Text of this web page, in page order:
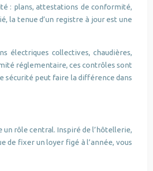
: plans, attestations de conformité,
la tenue d’un registre à jour est une
électriques collectives, chaudières,
réglementaire, ces contrôles sont
sécurité peut faire la différence dans
rôle central. Inspiré de l’hôtellerie,
fixer un loyer figé à l’année, vous